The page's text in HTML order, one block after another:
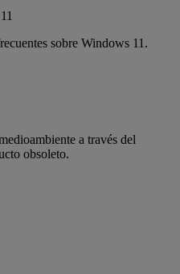
sobre Windows 11.
a través del
obsoleto.